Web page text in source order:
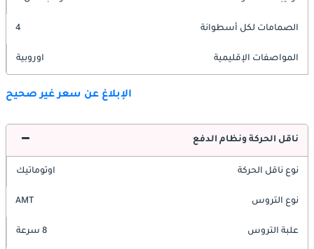
الصمامات لكل أسطوانة 4
المواصفات الإقليمية اوروبية
الإبلاغ عن سعر غير صحيح
ناقل الحركة ونظام الدفع
نوع ناقل الحركة اوتوماتيك
نوع التروس AMT
علبة التروس 8 سرعة